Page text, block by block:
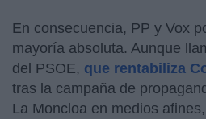
En consecuencia, PP y Vox
mayoría absoluta. Aunque
del PSOE, que rentabiliza
tras la campaña de
La Moncloa en medios